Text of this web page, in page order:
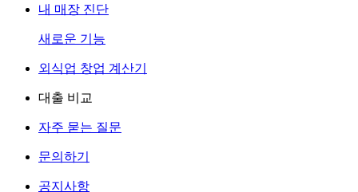
내 매장 진단
새로운 기능
외식업 창업 계산기
대출 비교
자주 묻는 질문
문의하기
공지사항